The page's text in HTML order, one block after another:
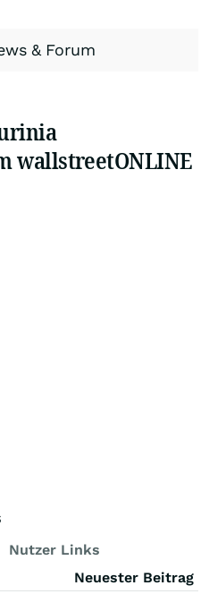
& Forum
wallstreetONLINE
Nutzer Links
Neuester Beitrag